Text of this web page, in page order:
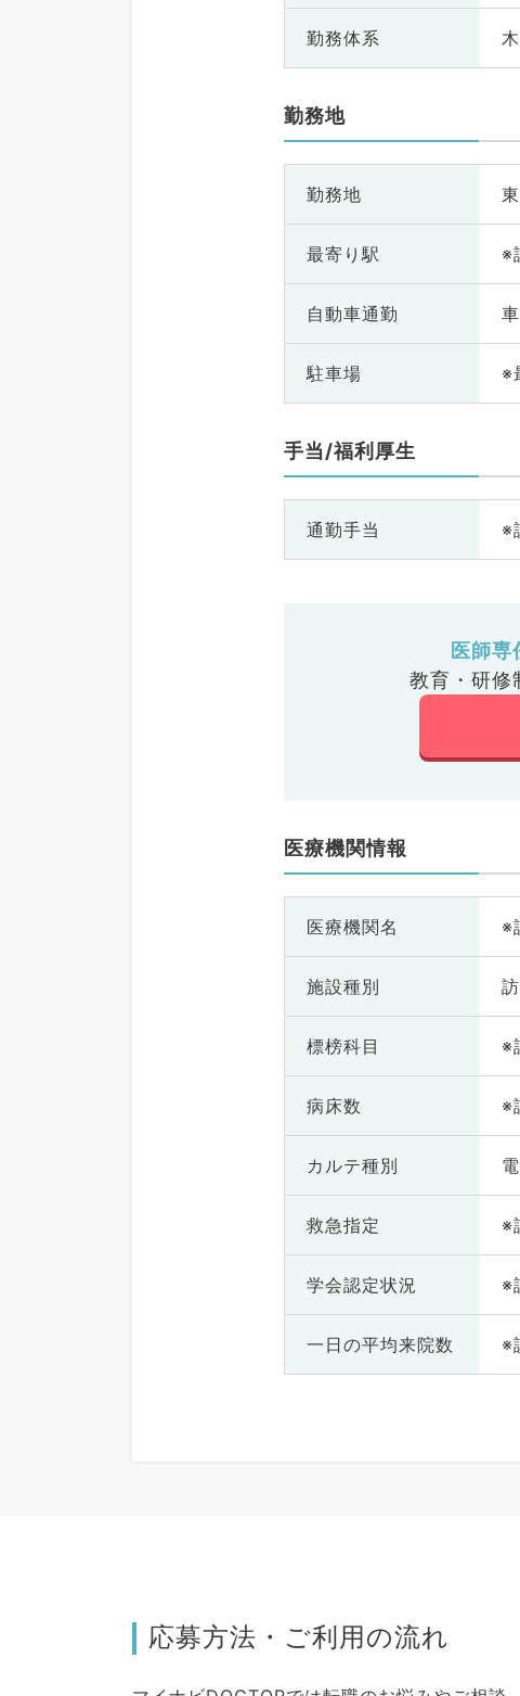
勤務体系
勤務地
勤務地
最寄り駅 ※
自動車通勤
駐車場 ※
手当/福利厚生
通勤手当 ※
医師専
教育・研修
医療機関情報
医療機関名 ※
施設種別
標榜科目 ※
病床数 ※
カルテ種別
救急指定 ※
学会認定状況 ※
一日の平均来院数 ※
応募方法・ご利用の流れ